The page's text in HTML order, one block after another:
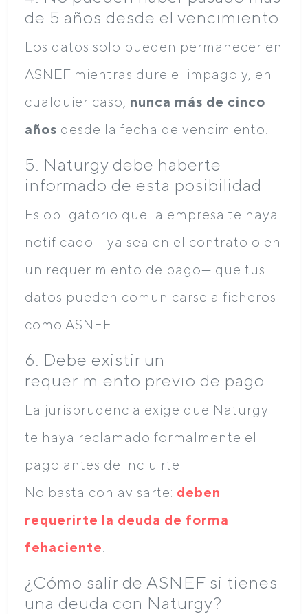
de 5 años desde el vencimiento
Los datos solo pueden permanecer en
ASNEF mientras dure el impago y, en
cualquier caso, nunca más de cinco
años desde la fecha de vencimiento.
5. Naturgy debe haberte
informado de esta posibilidad
Es obligatorio que la empresa te haya
notificado —ya sea en el contrato o en
un requerimiento de pago— que tus
datos pueden comunicarse a ficheros
como ASNEF.
6. Debe existir un
requerimiento previo de pago
La jurisprudencia exige que Naturgy
te haya reclamado formalmente el
pago antes de incluirte.
No basta con avisarte: deben
requerirte la deuda de forma
fehaciente
¿Cómo salir de ASNEF si tienes
una deuda con Naturgy?